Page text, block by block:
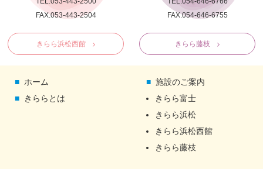
FAX.053-443-2504
きらら浜松西館
FAX.054-646-6755
きらら藤枝
ホーム
きららとは
施設のご案内
きらら富士
きらら浜松
きらら浜松西館
きらら藤枝